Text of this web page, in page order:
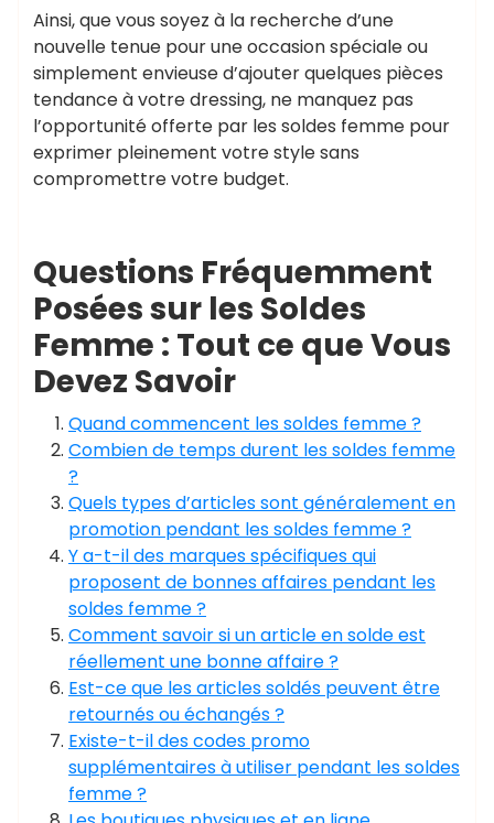
Ainsi, que vous soyez à la recherche d’une
nouvelle tenue pour une occasion spéciale ou
simplement envieuse d’ajouter quelques pièces
tendance à votre dressing, ne manquez pas
l’opportunité offerte par les soldes femme pour
exprimer pleinement votre style sans
compromettre votre budget.
Questions Fréquemment
Posées sur les Soldes
Femme : Tout ce que Vous
Devez Savoir
Quand commencent les soldes femme ?
Combien de temps durent les soldes femme
?
Quels types d’articles sont généralement en
promotion pendant les soldes femme ?
Y a-t-il des marques spécifiques qui
proposent de bonnes affaires pendant les
soldes femme ?
Comment savoir si un article en solde est
réellement une bonne affaire ?
Est-ce que les articles soldés peuvent être
retournés ou échangés ?
Existe-t-il des codes promo
supplémentaires à utiliser pendant les soldes
femme ?